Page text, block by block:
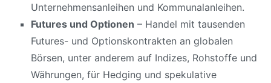
Unternehmensanleihen und Kommunalanleihen.
Futures und Optionen – Handel mit tausenden
Futures- und Optionskontrakten an globalen
Börsen, unter anderem auf Indizes, Rohstoffe und
Währungen, für Hedging und spekulative